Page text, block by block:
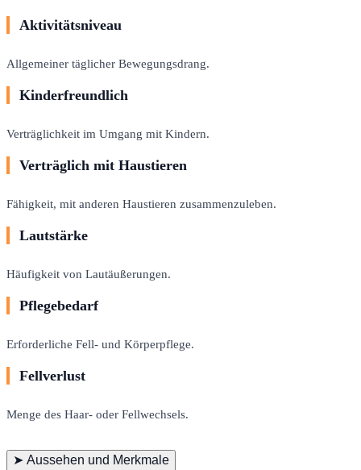
Aktivitätsniveau
Allgemeiner täglicher Bewegungsdrang.
Kinderfreundlich
Verträglichkeit im Umgang mit Kindern.
Verträglich mit Haustieren
Fähigkeit, mit anderen Haustieren zusammenzuleben.
Lautstärke
Häufigkeit von Lautäußerungen.
Pflegebedarf
Erforderliche Fell- und Körperpflege.
Fellverlust
Menge des Haar- oder Fellwechsels.
➤ Aussehen und Merkmale